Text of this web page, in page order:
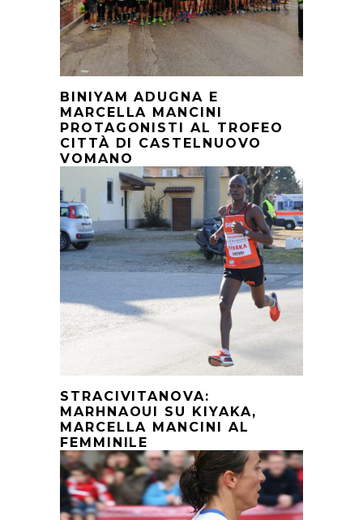
BINIYAM ADUGNA E
MARCELLA MANCINI
PROTAGONISTI AL TROFEO
CITTÀ DI CASTELNUOVO
VOMANO
STRACIVITANOVA:
MARHNAOUI SU KIYAKA,
MARCELLA MANCINI AL
FEMMINILE